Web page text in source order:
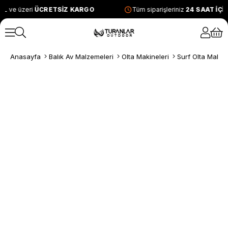
ve üzeriÜCRETSİZ KARGO Tüm siparişleriniz24 SAAT
Anasayfa Balık Av Malzemeleri Olta Makineleri Surf Olta